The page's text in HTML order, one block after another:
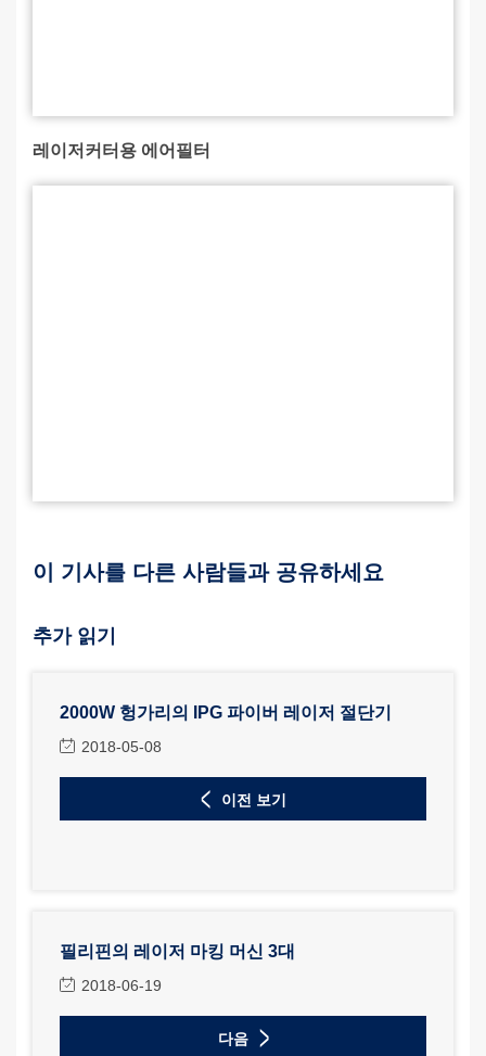
레이저커터용 에어필터
이 기사를 다른 사람들과 공유하세요
추가 읽기
2000W 헝가리의 IPG 파이버 레이저 절단기
2018-05-08
이전 보기
필리핀의 레이저 마킹 머신 3대
2018-06-19
다음